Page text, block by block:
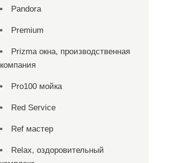
Pandora
Premium
Prizma окна, производственная
компания
Pro100 мойка
Red Service
Ref мастер
Relax, оздоровительный